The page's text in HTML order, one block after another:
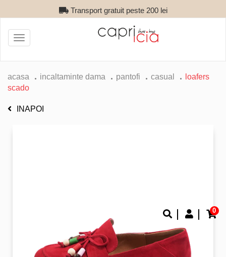
Transport gratuit peste 200 lei
0
Toggle
navigation
acasa incaltaminte dama pantofi casual
loafers
scado
INAPOI